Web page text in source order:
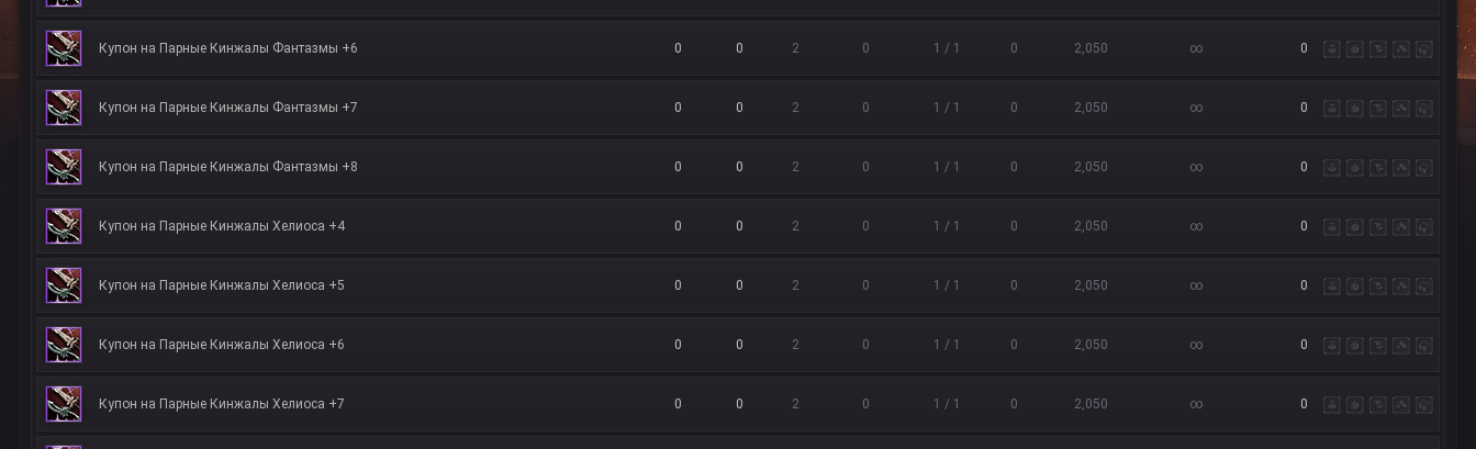
Купон на Парные Кинжалы Фантазмы +6 0 0 2 0 1 / 1 0 2,050 ∞ 0
Купон на Парные Кинжалы Фантазмы +7 0 0 2 0 1 / 1 0 2,050 ∞ 0
Купон на Парные Кинжалы Фантазмы +8 0 0 2 0 1 / 1 0 2,050 ∞ 0
Купон на Парные Кинжалы Хелиоса +4 0 0 2 0 1 / 1 0 2,050 ∞ 0
Купон на Парные Кинжалы Хелиоса +5 0 0 2 0 1 / 1 0 2,050 ∞ 0
Купон на Парные Кинжалы Хелиоса +6 0 0 2 0 1 / 1 0 2,050 ∞ 0
Купон на Парные Кинжалы Хелиоса +7 0 0 2 0 1 / 1 0 2,050 ∞ 0